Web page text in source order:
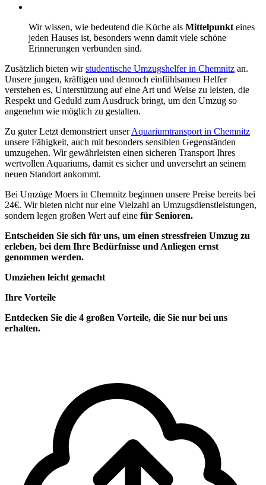
Wir wissen, wie bedeutend die Küche als Mittelpunkt eines
jeden Hauses ist, besonders wenn damit viele schöne
Erinnerungen verbunden sind.
Zusätzlich bieten wirstudentische Umzugshelfer in Chemnitz an.
Unsere jungen, kräftigen und dennoch einfühlsamen Helfer
verstehen es, Unterstützung auf eine Art und Weise zu leisten, die
Respekt und Geduld zum Ausdruck bringt, um den Umzug so
angenehm wie möglich zu gestalten.
Zu guter Letzt demonstriert unserAquariumtransport in Chemnitz
unsere Fähigkeit, auch mit besonders sensiblen Gegenständen
umzugehen. Wir gewährleisten einen sicheren Transport Ihres
wertvollen Aquariums, damit es sicher und unversehrt an seinem
neuen Standort ankommt.
Bei Umzüge Moers in Chemnitz beginnen unsere Preise bereits bei
24€. Wir bieten nicht nur eine Vielzahl an Umzugsdienstleistungen,
sondern legen großen Wert auf eine für Senioren.
Entscheiden Sie sich für uns, um einen stressfreien Umzug zu
erleben, bei dem Ihre Bedürfnisse und Anliegen ernst
genommen werden.
Umziehen leicht gemacht
Ihre Vorteile
Entdecken Sie die 4 großen Vorteile, die Sie nur bei uns
erhalten.